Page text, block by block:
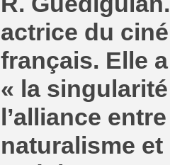
actrice du
français. Elle
« la
l’alliance
naturalisme